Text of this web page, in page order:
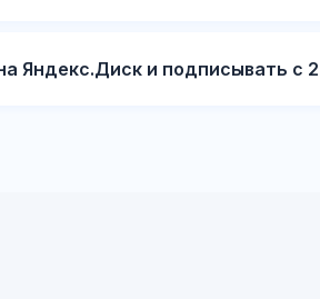
Яндекс.Диск и подписывать с